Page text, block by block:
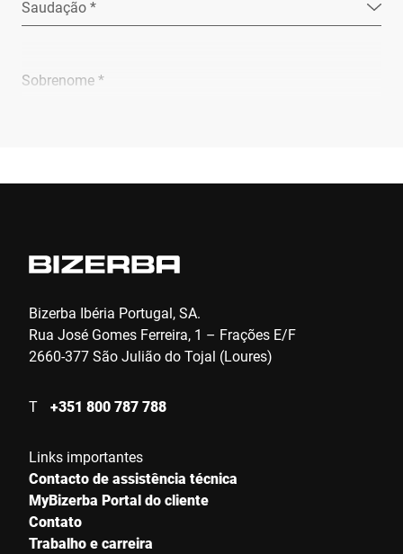
Saudação *
Sobrenome *
Cidade *
Bizerba Ibéria Portugal, SA.
Rua José Gomes Ferreira, 1 – Frações E/F
2660-377 São Julião do Tojal (Loures)
T +351 800 787 788
Links importantes
Contacto de assistência técnica
MyBizerba Portal do cliente
Contato
Trabalho e carreira